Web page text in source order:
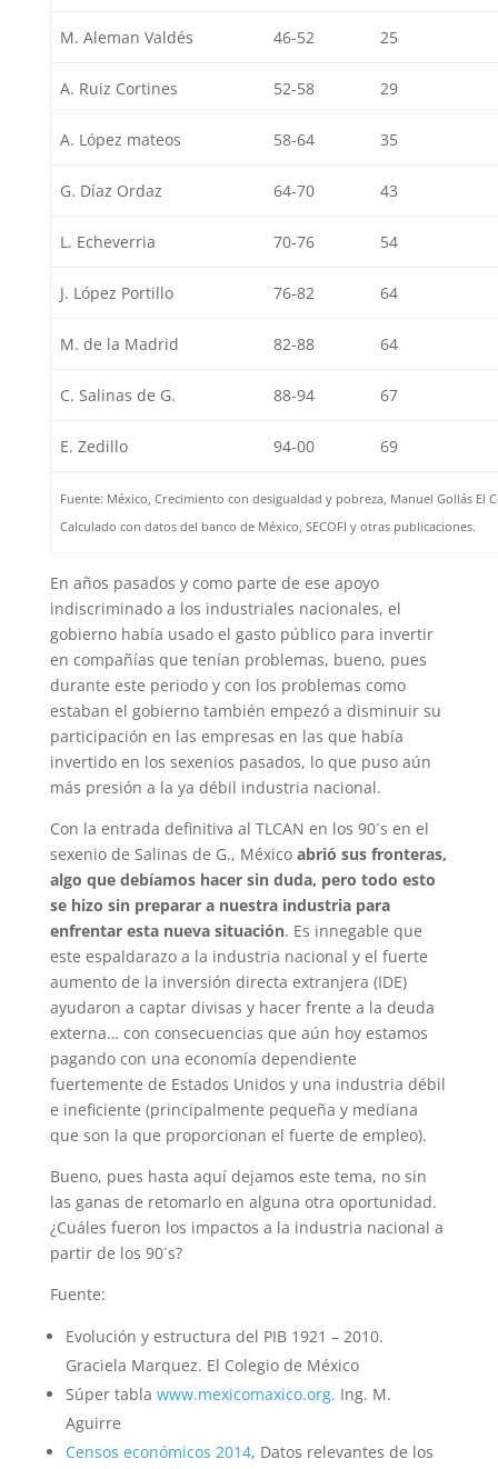
M. Aleman Valdés 46-52 25
A. Ruiz Cortines 52-58 29
A. López mateos 58-64 35
G. Díaz Ordaz 64-70 43
L. Echeverria 70-76 54
J. López Portillo 76-82 64
M. de la Madrid 82-88 64
C. Salinas de G. 88-94 67
E. Zedillo 94-00 69
Fuente: México, Crecimiento con desigualdad y pobreza, Manuel Gollás El
Calculado con datos del banco de México, SECOFI y otras publicaciones.
En años pasados y como parte de ese apoyo
indiscriminado a los industriales nacionales, el
gobierno había usado el gasto público para invertir
en compañías que tenían problemas, bueno, pues
durante este periodo y con los problemas como
estaban el gobierno también empezó a disminuir su
participación en las empresas en las que había
invertido en los sexenios pasados, lo que puso aún
más presión a la ya débil industria nacional.
Con la entrada definitiva al TLCAN en los 90´s en el
sexenio de Salinas de G., México abrió sus fronteras,
algo que debíamos hacer sin duda, pero todo esto
se hizo sin preparar a nuestra industria para
enfrentar esta nueva situación. Es innegable que
este espaldarazo a la industria nacional y el fuerte
aumento de la inversión directa extranjera (IDE)
ayudaron a captar divisas y hacer frente a la deuda
externa… con consecuencias que aún hoy estamos
pagando con una economía dependiente
fuertemente de Estados Unidos y una industria débil
e ineficiente (principalmente pequeña y mediana
que son la que proporcionan el fuerte de empleo).
Bueno, pues hasta aquí dejamos este tema, no sin
las ganas de retomarlo en alguna otra oportunidad.
¿Cuáles fueron los impactos a la industria nacional a
partir de los 90´s?
Fuente:
Evolución y estructura del PIB 1921 – 2010.
Graciela Marquez. El Colegio de México
Súper tabla www.mexicomaxico.org. Ing. M.
Aguirre
Censos económicos 2014, Datos relevantes de los